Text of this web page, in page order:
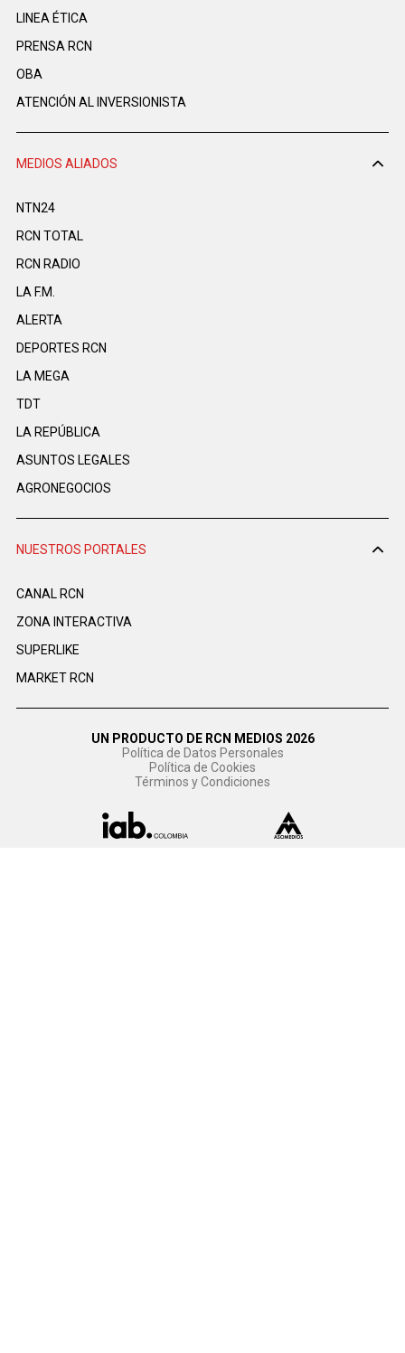
LINEA ÉTICA
PRENSA RCN
OBA
ATENCIÓN AL INVERSIONISTA
MEDIOS ALIADOS
NTN24
RCN TOTAL
RCN RADIO
LA F.M.
ALERTA
DEPORTES RCN
LA MEGA
TDT
LA REPÚBLICA
ASUNTOS LEGALES
AGRONEGOCIOS
NUESTROS PORTALES
CANAL RCN
ZONA INTERACTIVA
SUPERLIKE
MARKET RCN
UN PRODUCTO DE RCN MEDIOS 2026
Política de Datos Personales
Política de Cookies
Términos y Condiciones